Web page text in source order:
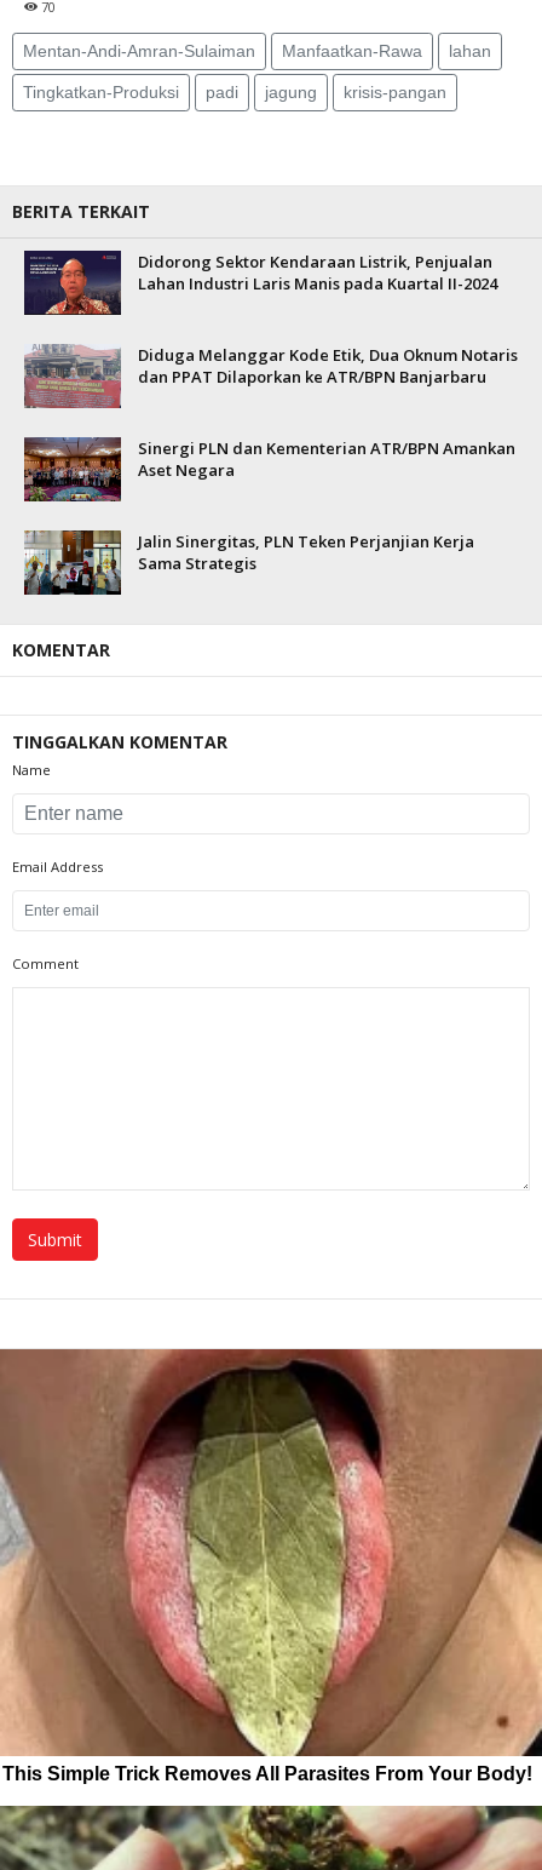
70
Mentan-Andi-Amran-Sulaiman Manfaatkan-Rawa lahan
Tingkatkan-Produksi padi jagung krisis-pangan
BERITA TERKAIT
Didorong Sektor Kendaraan Listrik, Penjualan
Lahan Industri Laris Manis pada Kuartal II-2024
Diduga Melanggar Kode Etik, Dua Oknum Notaris
dan PPAT Dilaporkan ke ATR/BPN Banjarbaru
Sinergi PLN dan Kementerian ATR/BPN Amankan
Aset Negara
Jalin Sinergitas, PLN Teken Perjanjian Kerja
Sama Strategis
KOMENTAR
TINGGALKAN KOMENTAR
Name
Email Address
Comment
This Simple Trick Removes All Parasites From Your Body!